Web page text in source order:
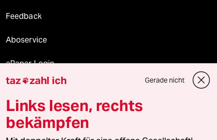
Feedback
Aboservice
ePaper Login
Downloads für Abonnierende
© 2026 taz Verlags und Vertriebs GmbH
taz zahl ich Gerade nicht
Links lesen, rechts
bekämpfen